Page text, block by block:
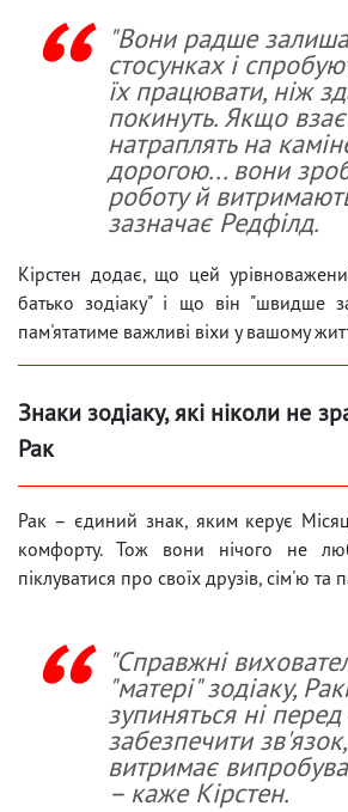
"Вони радше
стосунках і
їх працювати, ніж
покинуть. Якщо
натраплять на
дорогою... вони
роботу й
зазначає Редфілд.
Кірстен додає, що цей
батько зодіаку" і що він "швидше
пам'ятатиме важливі віхи у вашому
Знаки зодіаку, які ніколи не
Рак
Рак – єдиний знак, яким керує
комфорту. Тож вони нічого не
піклуватися про своїх друзів, сім'ю та
"Справжні
"матері" зодіаку,
зупиняться ні
забезпечити
витримає
– каже Кірстен.